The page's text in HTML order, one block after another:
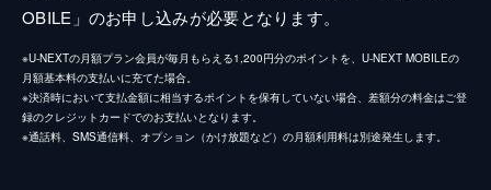
OBILE」のお申し込みが必要となります。
※U-NEXTの月額プラン会員が毎月もらえる1,200円分のポイントを、U-NEXT MOBILEの
月額基本料の支払いに充てた場合。
※決済時において支払金額に相当するポイントを保有していない場合、差額分の料金はご登
録のクレジットカードでのお支払いとなります。
※通話料、SMS通信料、オプション（かけ放題など）の月額利用料は別途発生します。